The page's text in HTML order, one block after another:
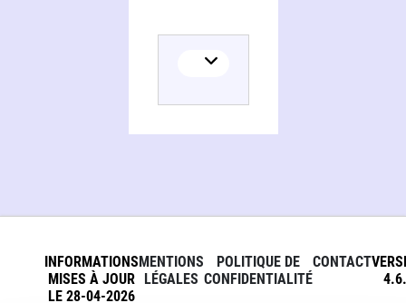
INFORMATIONS
MISES À JOUR
LE 28-04-2026
MENTIONS
LÉGALES
POLITIQUE DE
CONFIDENTIALITÉ
CONTACT